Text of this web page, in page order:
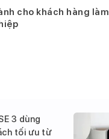
cho khách hàng làm
3 dùng
tối ưu từ